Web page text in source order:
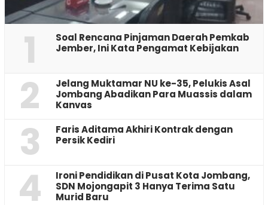
1
‎Soal Rencana Pinjaman Daerah Pemkab
Jember, Ini Kata Pengamat Kebijakan ‎
2
Jelang Muktamar NU ke-35, Pelukis Asal
Jombang Abadikan Para Muassis dalam
Kanvas
3
Faris Aditama Akhiri Kontrak dengan
Persik Kediri
4
Ironi Pendidikan di Pusat Kota Jombang,
SDN Mojongapit 3 Hanya Terima Satu
Murid Baru